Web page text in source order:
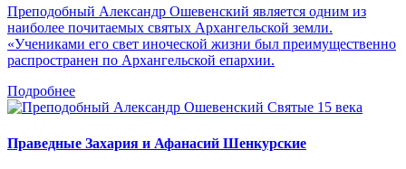
Преподобный Александр Ошевенский является одним из
наиболее почитаемых святых Архангельской земли.
«Учениками его свет иноческой жизни был преимущественно
распространен по Архангельской епархии.
Подробнее
Святые 15 века
Праведные Захария и Афанасий Шенкурские